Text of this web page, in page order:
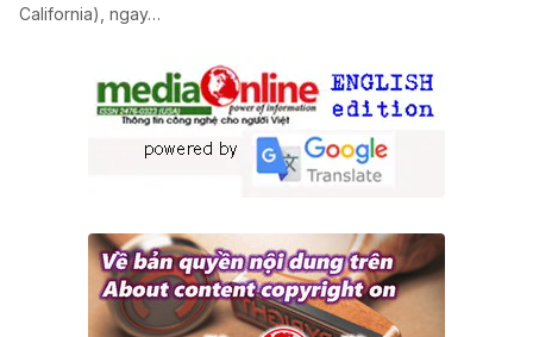
California), ngay…